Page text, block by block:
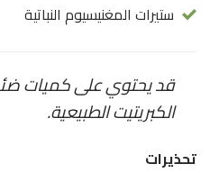
ستيرات المغنيسيوم النباتية
قد يحتوي على كميات
الكبريتيت الطبيعية.
تحذيرات